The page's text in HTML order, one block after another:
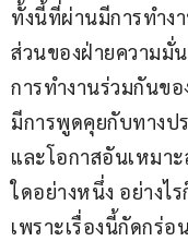
ทั้งนี้ที่ผ่านมีการทำง
ส่วนของฝ่ายความมั่
การทำงานร่วมกันข
มีการพูดคุยกับทางป
และโอกาสอันเหมา
ใดอย่างหนึ่ง อย่างไ
เพราะเรื่องนี้กัดกร่